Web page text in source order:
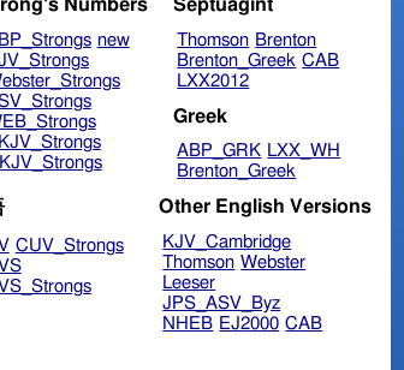
Numbers
new
Septuagint
Thomson Brenton
Brenton_Greek CAB
LXX2012
Greek
ABP_GRK LXX_WH
Brenton_Greek
CUV_Strongs
Other English Versions
KJV_Cambridge
Thomson Webster
Leeser
JPS_ASV_Byz
NHEB EJ2000 CAB